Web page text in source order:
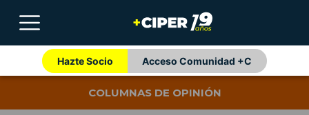
Hazte Socio Acceso Comunidad +C
COLUMNAS DE OPINIÓN